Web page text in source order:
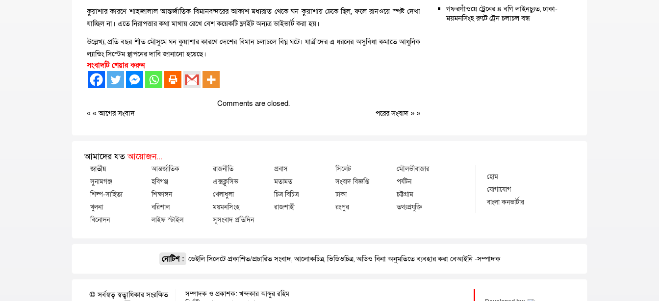
কুয়াশার কারণে শাহজালাল আন্তর্জাতিক বিমানবন্দরের আকাশ মধ্যরাত থেকে ঘন কুয়াশায় ঢেকে ছিল, ফলে রানওয়ে স্পষ্ট দেখা
যাচ্ছিল না। এতে নিরাপত্তার কথা মাথায় রেখে বেশ কয়েকটি ফ্লাইট অন্যত্র ডাইভার্ট করা হয়।
উল্লেখ্য, প্রতি বছর শীত মৌসুমে ঘন কুয়াশার কারণে দেশের বিমান চলাচলে বিঘ্ন ঘটে। যাত্রীদের এ ধরনের অসুবিধা কমাতে আধুনিক
ল্যান্ডিং সিস্টেম স্থাপনের দাবি জানানো হয়েছে।
সংবাদটি শেয়ার করুন
Comments are closed.
« «আগের সংবাদ পরের সংবাদ » »
গফরগাঁওয়ে ট্রেনের ৪ বগি লাইনচ্যুত, ঢাকা-
ময়মনসিংহ রুটে ট্রেন চলাচল বন্ধ
আমাদের যতআয়োজন...
জাতীয় আন্তর্জাতিক রাজনীতি প্রবাস সিলেট
মৌলভীবাজার
সুনামগঞ্জ
হবিগঞ্জ এক্সক্লুসিভ মতামত সংবাদ বিজ্ঞপ্তি
পর্যটন
শিল্প-সাহিত্য
শিক্ষাঙ্গন খেলাধুলা চিত্র বিচিত্র ঢাকা
চট্টগ্রাম
খুলনা
বরিশাল ময়মনসিংহ রাজশাহী রংপুর
তথ্যপ্রযুক্তি
বিনোদন
লাইফ স্টাইল সুসংবাদ প্রতিদিন
হোম
যোগাযোগ
বাংলা কনভার্টার
নোটিশ : ডেইলি সিলেটে প্রকাশিত/প্রচারিত সংবাদ, আলোকচিত্র, ভিডিওচিত্র, অডিও বিনা অনুমতিতে ব্যবহার করা বেআইনি -সম্পাদক
© সর্বস্বত্ব স্বত্বাধিকার সংরক্ষিত
সম্পাদক ও প্রকাশক: খন্দকার আব্দুর রহিম